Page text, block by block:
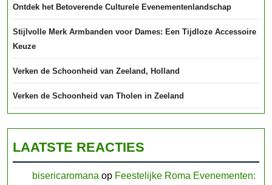
Ontdek het Betoverende Culturele Evenementenlandschap
Stijlvolle Merk Armbanden voor Dames: Een Tijdloze Accessoire
Keuze
Verken de Schoonheid van Zeeland, Holland
Verken de Schoonheid van Tholen in Zeeland
LAATSTE REACTIES
bisericaromana op Feestelijke Roma Evenementen: